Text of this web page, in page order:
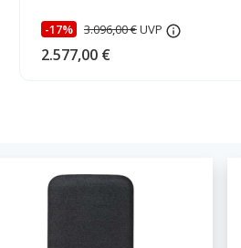
-17% 3.096,00 €UVP
2.577,00 €